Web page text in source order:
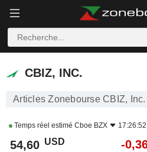
CBIZ, INC.
CBIZ, INC.
Articles Zonebourse CBIZ, Inc.
Temps réel estimé Cboe BZX
54,60 USD -